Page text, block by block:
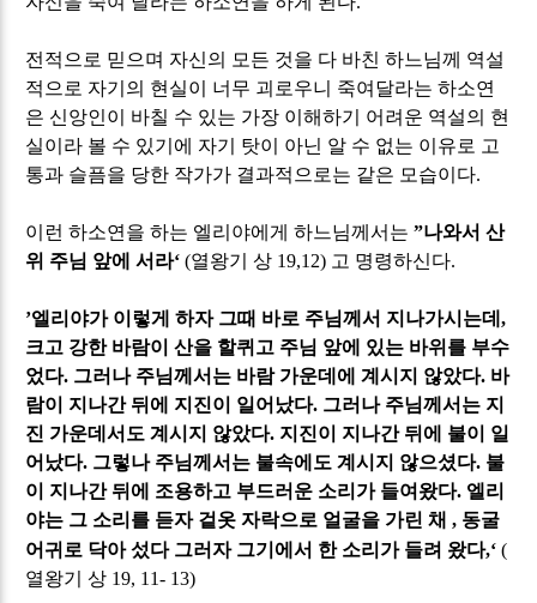
전적으로 믿으며 자신의 모든 것을 다 바친 하느님께 역설
적으로 자기의 현실이 너무 괴로우니 죽여달라는 하소연
은 신앙인이 바칠 수 있는 가장 이해하기 어려운 역설의 현
실이라 볼 수 있기에 자기 탓이 아닌 알 수 없는 이유로 고
통과 슬픔을 당한 작가가 결과적으로는 같은 모습이다.
이런 하소연을 하는 엘리야에게 하느님께서는”나와서 산
위 주님 앞에 서라‘(열왕기 상 19,12) 고 명령하신다.
’엘리야가 이렇게 하자 그때 바로 주님께서 지나가시는데,
크고 강한 바람이 산을 할퀴고 주님 앞에 있는 바위를 부수
었다. 그러나 주님께서는 바람 가운데에 계시지 않았다. 바
람이 지나간 뒤에 지진이 일어났다. 그러나 주님께서는 지
진 가운데서도 계시지 않았다. 지진이 지나간 뒤에 불이 일
어났다. 그렇나 주님께서는 불속에도 계시지 않으셨다. 불
이 지나간 뒤에 조용하고 부드러운 소리가 들여왔다. 엘리
야는 그 소리를 듣자 겉옷 자락으로 얼굴을 가린 채, 동굴
어귀로 닥아 섰다 그러자 그기에서 한 소리가 들려 왔다,‘ (
열왕기 상 19, 11- 13)